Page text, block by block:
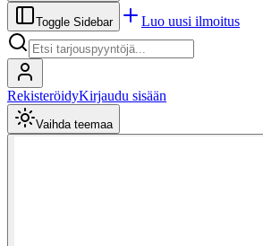
Toggle Sidebar Luo uusi ilmoitus
RekisteröidyKirjaudu sisään
Vaihda teemaa